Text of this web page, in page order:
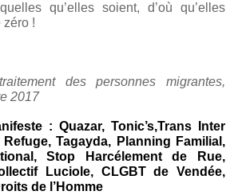
qu’elles soient, d’où qu’elles
zéro !
des personnes migrantes,
2017
: Quazar, Tonic’s,Trans Inter
Tagayda, Planning Familial,
Stop Harcélement de Rue,
Luciole, CLGBT de Vendée,
de l’Homme